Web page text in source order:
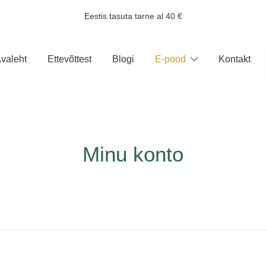
Eestis tasuta tarne al 40 €
Ettevõttest Blogi E-pood Kontakt
Minu konto